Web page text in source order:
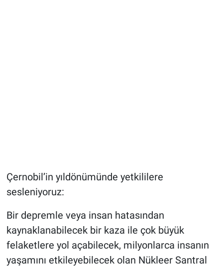
Çernobil’in yıldönümünde yetkililere
sesleniyoruz:
Bir depremle veya insan hatasından
kaynaklanabilecek bir kaza ile çok büyük
felaketlere yol açabilecek, milyonlarca insanın
yaşamını etkileyebilecek olan Nükleer Santral